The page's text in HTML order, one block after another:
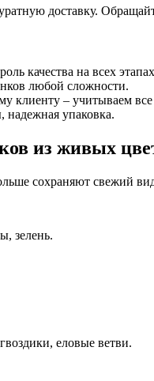
доставку.
качества на всех
любой сложности.
клиенту – учитываем
надежная упаковка.
из живых
сохраняют свежий
зелень.
еловые ветви.